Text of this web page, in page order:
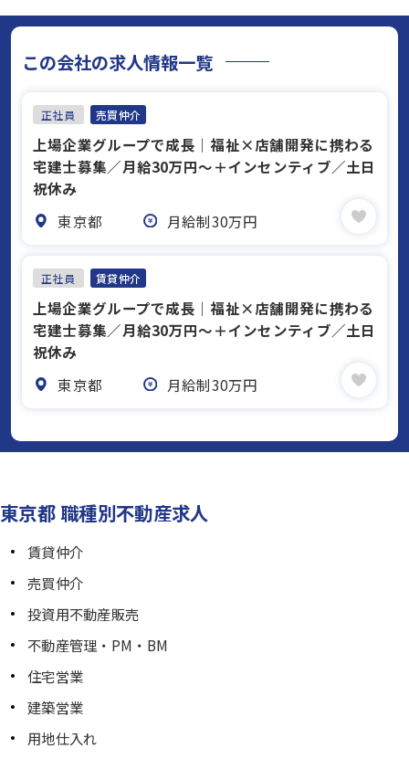
この会社の求人情報一覧
正社員 売買仲介
上場企業グループで成長｜福祉×店舗開発に携わる
宅建士募集／月給30万円～＋インセンティブ／土日
祝休み
東京都
月給制30万円
正社員 賃貸仲介
上場企業グループで成長｜福祉×店舗開発に携わる
宅建士募集／月給30万円～＋インセンティブ／土日
祝休み
東京都
月給制30万円
東京都 職種別不動産求人
賃貸仲介
売買仲介
投資用不動産販売
不動産管理・PM・BM
住宅営業
建築営業
用地仕入れ